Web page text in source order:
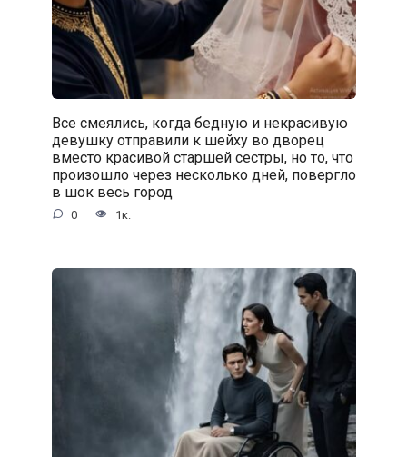
Все смеялись, когда бедную и некрасивую
девушку отправили к шейху во дворец
вместо красивой старшей сестры, но то, что
произошло через несколько дней, повергло
в шок весь город
0 1к.